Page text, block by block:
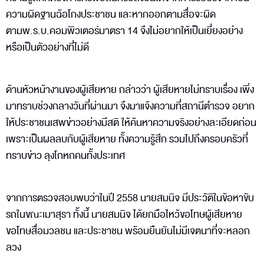
ความผิดฐานฉ้อโกงประชาชน และหากออกตามสื่อจะผิด
ตามพ.ร.บ.คอมพิวเตอร์มาตรา 14 จึงไม่อยากให้เป็นเยี่ยงอย่าง
หรือเป็นตัวอย่างที่ไม่ดี
ด้านหัวหน้างานของผู้เสียหาย กล่าวว่า ผู้เสียหายไม่ทราบเรื่อง เพิ่ง
มาทราบช่วงกลางวันที่ผ่านมา จึงมาแจ้งความที่สถานีตำรวจ อยาก
ให้ประชาชนเสพข่าวอย่างมีสติ ให้ค้นหาความจริงอย่างละเอียดก่อน
เพราะเป็นผลลบกับผู้เสียหาย ทั้งความรู้สึก รวมไปถึงครอบครัวที่
ทราบข่าว ลุงโกหกคนทั้งประเทศ
จากการตรวจสอบพบว่าในปี 2558 นายสมนิจ มีประวัติในข้อหาขับ
รถในขณะเมาสุรา ทั้งนี้ นายสมนิจ ได้ยกมือไหว้ขอโทษผู้เสียหาย
ขอโทษสื่อมวลชน และประชาชน พร้อมยืนยันไม่มีเจตนาที่จะหลอก
ลวง